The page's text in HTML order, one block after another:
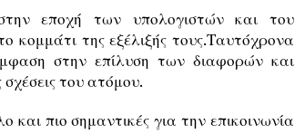
εποχή των υπολογιστών και του
κομμάτι της εξέλιξής τους.Ταυτόχρονα
στην επίλυση των διαφορών και
σχέσεις του ατόμου.
πιο σημαντικές για την επικοινωνία